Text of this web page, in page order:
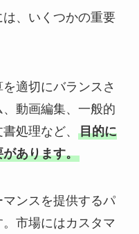
、いくつかの重要
適切にバランスさ
動画編集、一般的
処理など、 目的に
あります。
ンスを提供するパ
市場にはカスタマ